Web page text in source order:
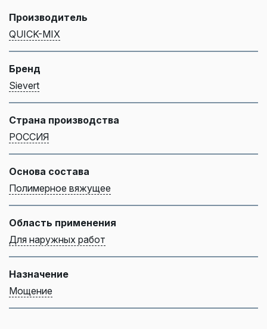
Производитель
QUICK-MIX
Бренд
Sievert
Страна производства
РОССИЯ
Основа состава
Полимерное вяжущее
Область применения
Для наружных работ
Назначение
Мощение